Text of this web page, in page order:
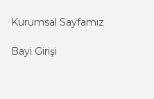
Kurumsal Sayfamız
Bayi Girişi